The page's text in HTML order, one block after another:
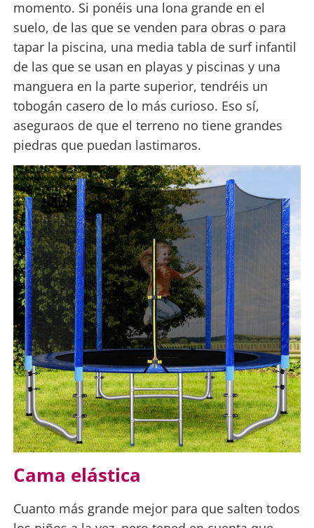
momento. Si ponéis una lona grande en el
suelo, de las que se venden para obras o para
tapar la piscina, una media tabla de surf infantil
de las que se usan en playas y piscinas y una
manguera en la parte superior, tendréis un
tobogán casero de lo más curioso. Eso sí,
aseguraos de que el terreno no tiene grandes
piedras que puedan lastimaros.
Cama elástica
Cuanto más grande mejor para que salten todos